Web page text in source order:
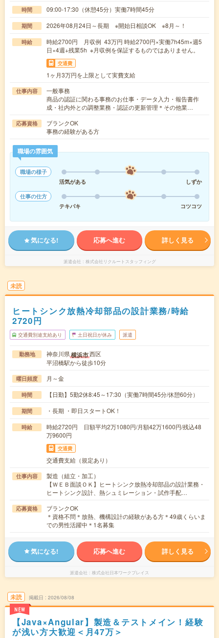
時間 09:00-17:30（休憩45分）実働7時間45分
期間 2026年08月24日～長期 ※開始日相談OK ※8月～！
時給
時給2700円 月収例 43万円 時給2700円×実働7h45m×週5
日×4週+残業5h ※月収例を保証するものではありません。
交通費
1ヶ月3万円を上限として実費支給
仕事内容
一般事務
商品の認証に関わる事務のお仕事・データ入力・報告書作
成・社内外との調整業務・認証の更新管理＊その他業…
応募資格
ブランクOK
事務の経験がある方
職場の雰囲気
職場の様子
活気がある
しずか
仕事の仕方
テキパキ
コツコツ
気になる! 応募へ進む 詳しく見る
派遣会社 株式会社リクルートスタッフィング
未読
ヒートシンク放熱冷却部品の設計業務/時給
2720円
交通費別途支給あり 土日祝日が休み 派遣
勤務地 神奈川県横浜市西区
平沼橋駅から徒歩10分
曜日頻度 月～金
時間 【日勤】5勤2休8:45～17:30（実働7時間45分/休憩60分）
期間 ・長期 ・即日スタートOK！
時給
時給2720円 日額平均2万1080円/月額42万1600円/残込48
万9600円
交通費
交通費支給（規定あり）
仕事内容
製造（組立・加工）
【ＷＥＢ面談ＯＫ】ヒートシンク放熱冷却部品の設計業務・
ヒートシンク設計、熱シュミレーション・試作手配…
応募資格
ブランクOK
＊資格不問＊放熱、機構設計の経験がある方＊49歳くらいま
での男性活躍中＊1名募集
気になる! 応募へ進む 詳しく見る
派遣会社 株式会社日本ワークプレイス
未読
NEW
掲載日 2026/08/08
【Java×Angular】製造＆テストメイン！経験
が浅い方大歓迎＜月47万＞